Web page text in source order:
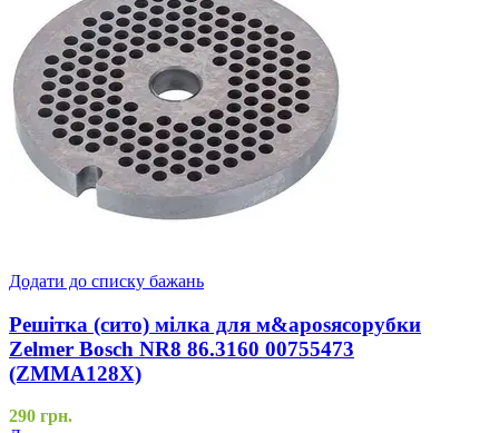
Додати до списку бажань
Решітка (сито) мілка для м&aposясорубки
Zelmer Bosch NR8 86.3160 00755473
(ZMMA128X)
290 грн.